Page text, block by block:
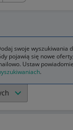
skrzynka
swoje wyszukiwania
pojawią się nowe
Ustaw
.